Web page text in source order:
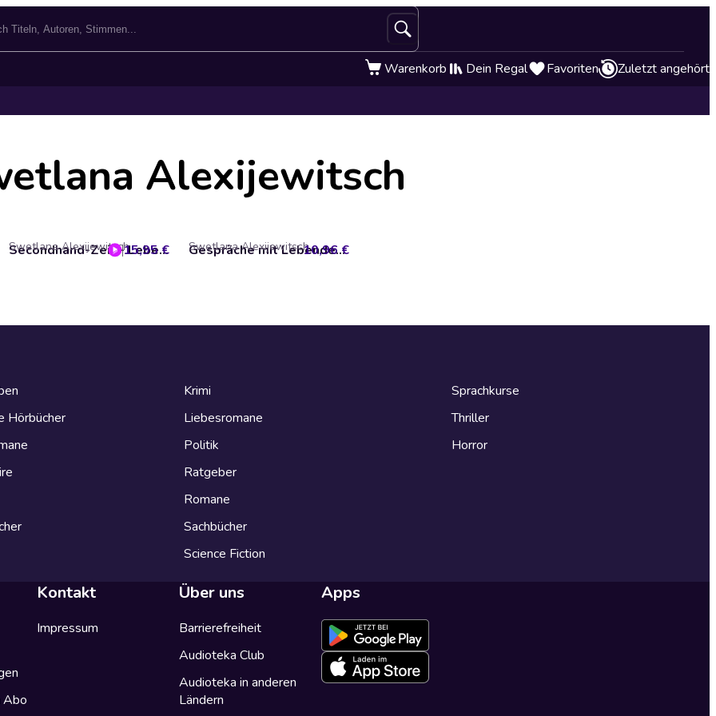
Warenkorb Dein Regal Favoriten Zuletzt angehört
Alexijewitsch
Secondhand-Zeit - Leben auf den Trümmern des Sozialismus
Swetlana Alexijewitsch15,95 € Gespräche mit Lebenden und Toten
Swetlana Alexijewitsch10,96 €
Hörbücher
Krimi
Liebesromane
Politik
Ratgeber
Romane
Sachbücher
Science Fiction
Sprachkurse
Thriller
Horror
Abo
Kontakt
Impressum
Über uns
Barrierefreiheit
Audioteka Club
Audioteka in anderen
Ländern
Apps